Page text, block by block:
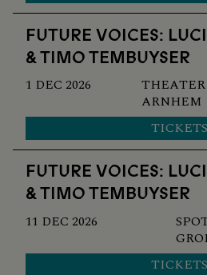
FUTURE VOICES:
& TIMO TEMBUYSER
1 DEC 2026
ARNHEM
TICKETS
FUTURE VOICES:
& TIMO TEMBUYSER
11 DEC 2026
TICKETS